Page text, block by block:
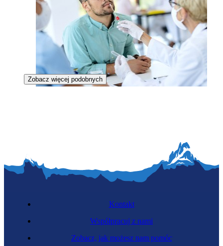
Zobacz więcej podobnych
Kontakt
Współpracuj z nami
Zobacz, jak możesz nam pomóc